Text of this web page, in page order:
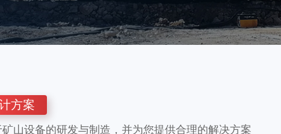
方案
山设备的研发与制造，并为您提供合理的解决方案